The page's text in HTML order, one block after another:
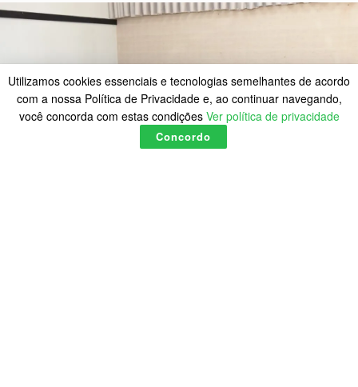
Utilizamos cookies essenciais e tecnologias semelhantes de acordo
com a nossa Política de Privacidade e, ao continuar navegando,
você concorda com estas condições Ver política de privacidade
Concordo